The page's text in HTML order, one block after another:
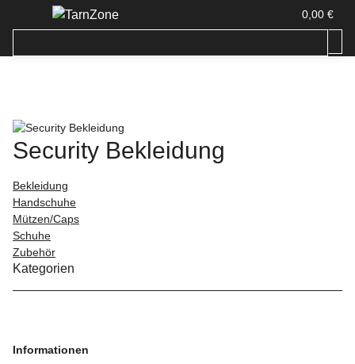
0,00 €
Security Bekleidung
Bekleidung
Handschuhe
Mützen/Caps
Schuhe
Zubehör
Kategorien
Informationen